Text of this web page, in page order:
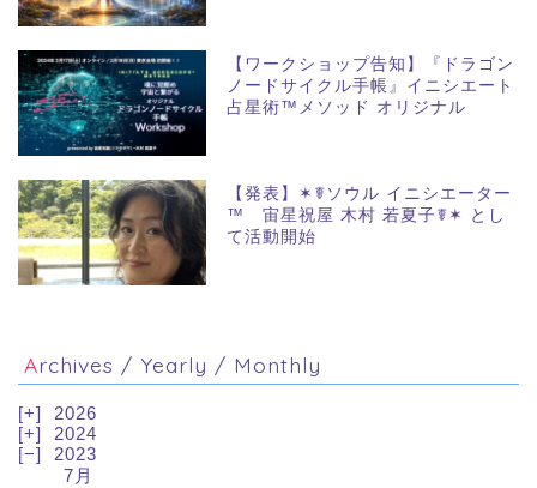
【ワークショップ告知】『ドラゴン
ノードサイクル手帳』イニシエート
占星術™メソッド オリジナル
【発表】✶☤ソウル イニシエーター
™ 宙星祝屋 木村 若夏子☤✶ とし
て活動開始
Archives / Yearly / Monthly
2026
2024
2023
7月